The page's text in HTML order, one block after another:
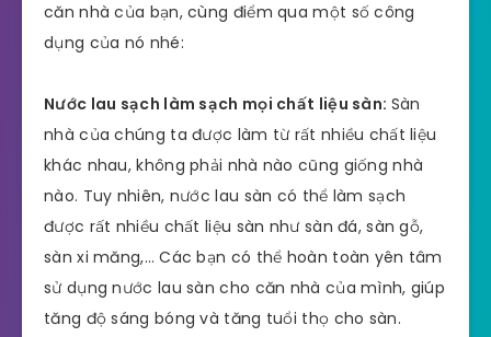
căn nhà của bạn, cùng điểm qua một số công
dụng của nó nhé:
Nước lau sạch làm sạch mọi chất liệu sàn: Sàn
nhà của chúng ta được làm từ rất nhiều chất liệu
khác nhau, không phải nhà nào cũng giống nhà
nào. Tuy nhiên, nước lau sàn có thể làm sạch
được rất nhiều chất liệu sàn như sàn đá, sàn gỗ,
sàn xi măng,… Các bạn có thể hoàn toàn yên tâm
sử dụng nước lau sàn cho căn nhà của mình, giúp
tăng độ sáng bóng và tăng tuổi thọ cho sàn.